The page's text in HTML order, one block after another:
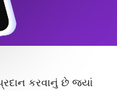
કરવાનું છે જ્યાં